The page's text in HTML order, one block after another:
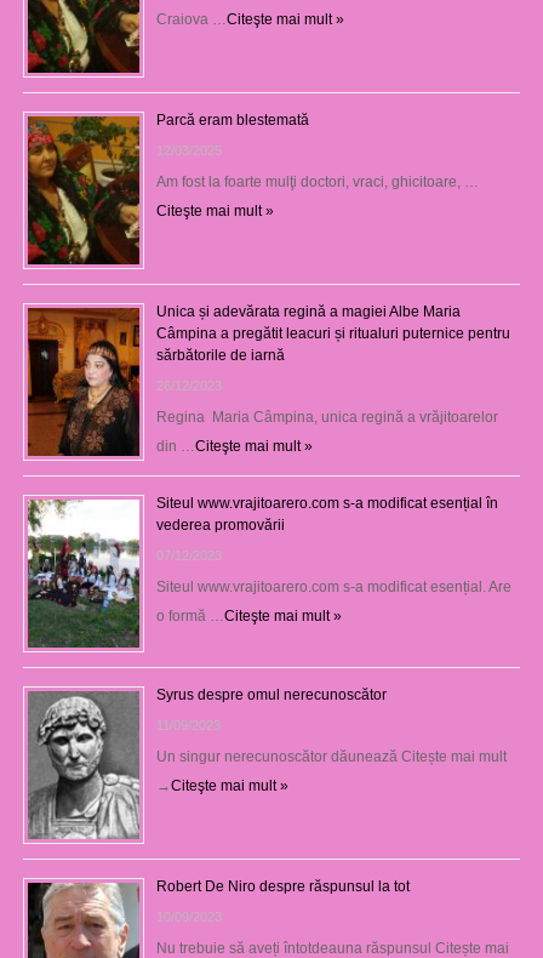
Craiova … Citeşte mai mult »
Parcă eram blestemată
12/03/2025
Am fost la foarte mulţi doctori, vraci, ghicitoare, …
Citeşte mai mult »
Unica și adevărata regină a magiei Albe Maria
Câmpina a pregătit leacuri și ritualuri puternice pentru
sărbătorile de iarnă
26/12/2023
Regina Maria Câmpina, unica regină a vrăjitoarelor
din … Citeşte mai mult »
Siteul www.vrajitoarero.com s-a modificat esențial în
vederea promovării
07/12/2023
Siteul www.vrajitoarero.com s-a modificat esențial. Are
o formă … Citeşte mai mult »
Syrus despre omul nerecunoscător
11/09/2023
Un singur nerecunoscător dăunează Citește mai mult
→Citeşte mai mult »
Robert De Niro despre răspunsul la tot
10/09/2023
Nu trebuie să aveți întotdeauna răspunsul Citește mai